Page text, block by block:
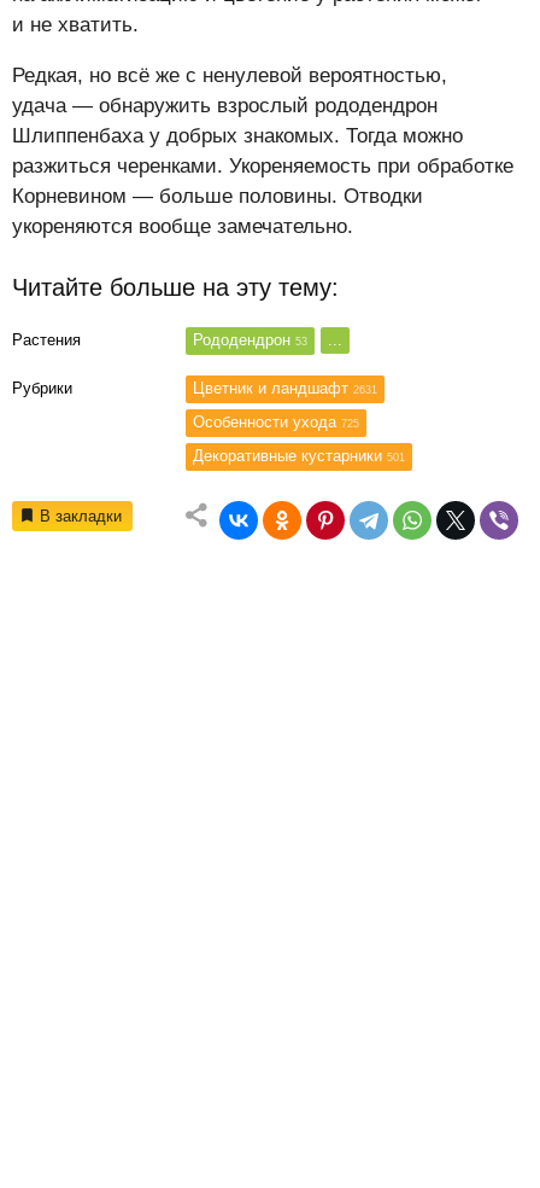
и не хватить.
Редкая, но всё же с ненулевой вероятностью,
удача — обнаружить взрослый рододендрон
Шлиппенбаха у добрых знакомых. Тогда можно
разжиться черенками. Укореняемость при обработке
Корневином — больше половины. Отводки
укореняются вообще замечательно.
Читайте больше на эту тему:
Растения Рододендрон 53
Рубрики Цветник и ландшафт 2631
Особенности ухода 725
Декоративные кустарники 501
В закладки